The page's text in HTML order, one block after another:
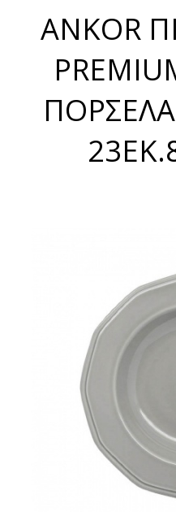
ANKOR